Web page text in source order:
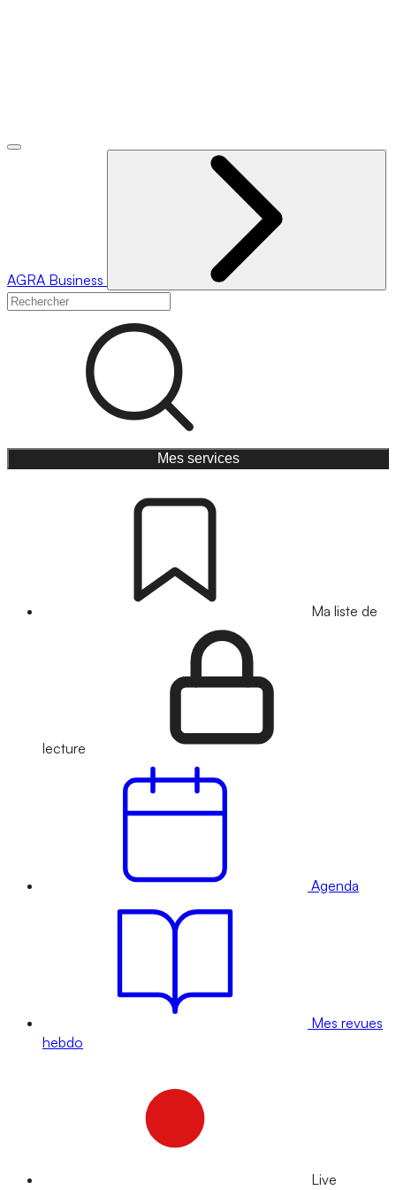
AGRA Business
Mes services
Ma liste de
lecture
Agenda
Mes revues
hebdo
Live